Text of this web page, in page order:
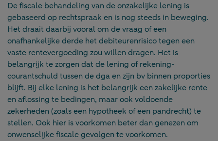
De fiscale behandeling van de onzakelijke lening is
gebaseerd op rechtspraak en is nog steeds in beweging.
Het draait daarbij vooral om de vraag of een
onafhankelijke derde het debiteurenrisico tegen een
vaste rentevergoeding zou willen dragen. Het is
belangrijk te zorgen dat de lening of rekening-
courantschuld tussen de dga en zijn bv binnen proporties
blijft. Bij elke lening is het belangrijk een zakelijke rente
en aflossing te bedingen, maar ook voldoende
zekerheden (zoals een hypotheek of een pandrecht) te
stellen. Ook hier is voorkomen beter dan genezen om
onwenselijke fiscale gevolgen te voorkomen.